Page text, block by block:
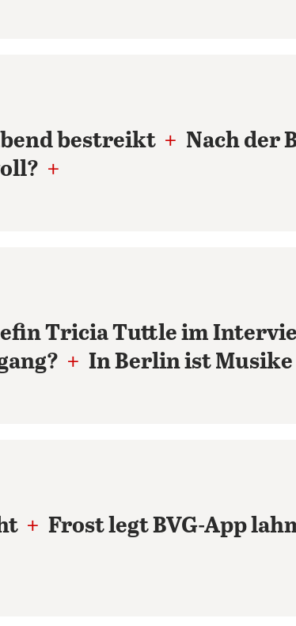
bestreikt + Nach der
+
Tricia Tuttle im
+ In Berlin ist
+ Frost legt BVG-App